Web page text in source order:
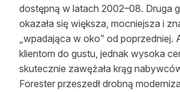
Archiwum
Kontakt
dostępną w latach 2002–08. Druga
okazała się większa, mocniejsza i
„wpadająca w oko” od poprzedniej.
klientom do gustu, jednak wysoka
skutecznie zawężała krąg
Forester przeszedł drobną